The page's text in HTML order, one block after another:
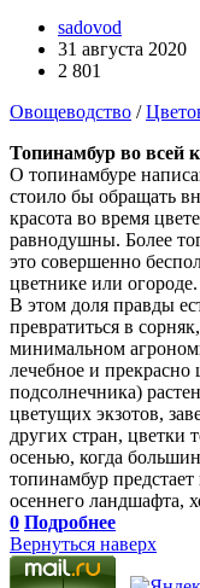
sadovod
31 августа 2020
2 801
Овощеводство /
Топинамбур во всей
О топинамбуре
стоило бы обращать
красота во время
равнодушны. Более
это совершенно
цветнике или
В этом доля правды
превратиться в
минимальном
лечебное и прекрасно
подсолнечника)
цветущих экзотов,
других стран, цветки
осенью, когда
топинамбур
осеннего ландшафта,
0 Подробнее
Вернуться наверх